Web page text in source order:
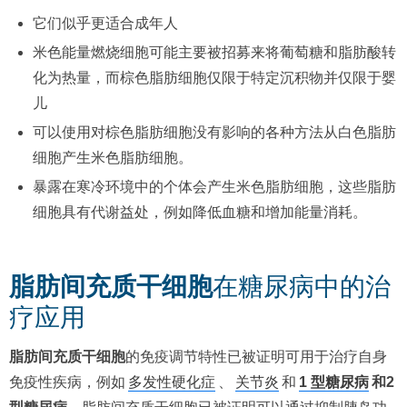
它们似乎更适合成年人
米色能量燃烧细胞可能主要被招募来将葡萄糖和脂肪酸转
化为热量，而棕色脂肪细胞仅限于特定沉积物并仅限于婴
儿
可以使用对棕色脂肪细胞没有影响的各种方法从白色脂肪
细胞产生米色脂肪细胞。
暴露在寒冷环境中的个体会产生米色脂肪细胞，这些脂肪
细胞具有代谢益处，例如降低血糖和增加能量消耗。
脂肪间充质干细胞在糖尿病中的治
疗应用
脂肪间充质干细胞的免疫调节特性已被证明可用于治疗自身
免疫性疾病，例如 多发性硬化症 关节炎 和 1 型糖尿病和2